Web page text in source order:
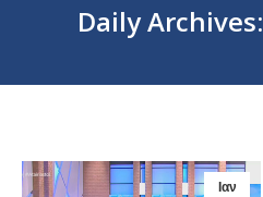
Daily Archives:
Ιαν